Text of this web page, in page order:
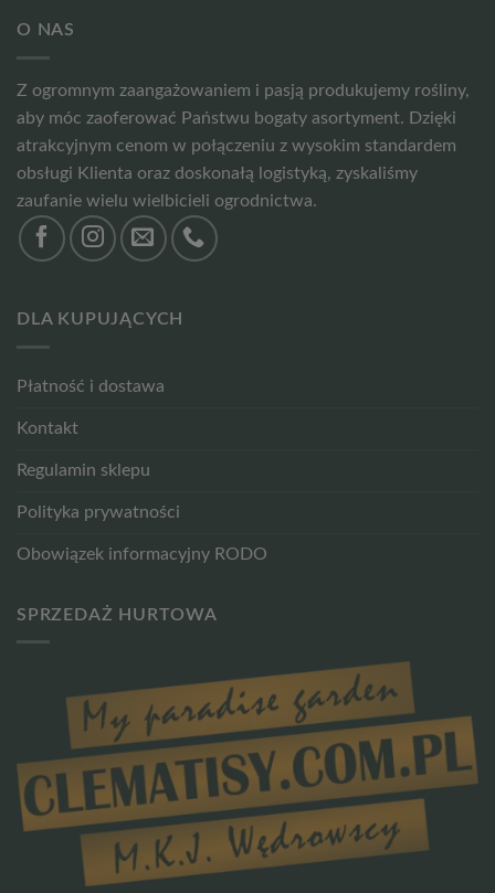
O NAS
Z ogromnym zaangażowaniem i pasją produkujemy rośliny,
aby móc zaoferować Państwu bogaty asortyment. Dzięki
atrakcyjnym cenom w połączeniu z wysokim standardem
obsługi Klienta oraz doskonałą logistyką, zyskaliśmy
zaufanie wielu wielbicieli ogrodnictwa.
DLA KUPUJĄCYCH
Płatność i dostawa
Kontakt
Regulamin sklepu
Polityka prywatności
Obowiązek informacyjny RODO
SPRZEDAŻ HURTOWA